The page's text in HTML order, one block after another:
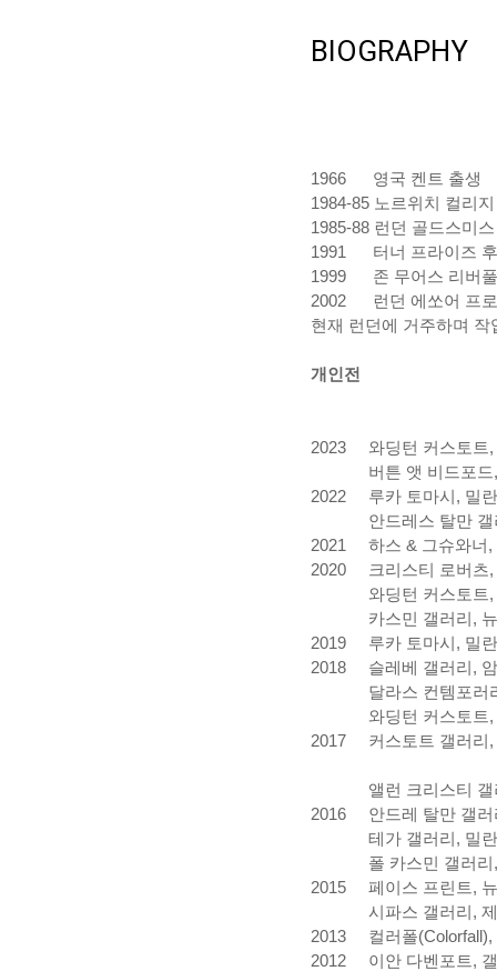
BIOGRAPHY
1966 영국 켄트 출생
1984-85 노르위치 컬리지
1985-88 런던 골드스미스
1991 터너 프라이즈
1999 존 무어스 리버풀
2002
런던 에쏘어 프
현재 런던에 거주하며 작
개인전
2023 와딩턴 커스토트,
버튼 앳 비드포드,
2022 루카 토마시, 밀
안드레스 탈만 갤러
2021 하스 & 그슈와너
2020
크리스티 로버츠
와딩턴 커스토트,
카스민 갤러리, 뉴
2019 루카 토마시, 밀
2018 슬레베 갤러리,
달라스 컨템포러리,
와딩턴 커스토트,
2017 커스토트 갤
앨런 크리스티 갤러
2016 안드레 탈만 갤러
테가 갤러리, 밀란,
폴 카스민 갤러리,
2015 페이스 프린트,
시파스 갤러리, 제
2013 컬러폴(Colorfall),
2012 이안 다벤포트,